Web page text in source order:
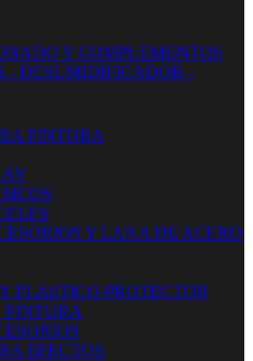
Y COMPLEMENTOS
- DESUMIDIFICADOR -
PINTURA
Y LANA DE ACERO
PLASTICO PROTECTOR
PINTURA
EFECTOS